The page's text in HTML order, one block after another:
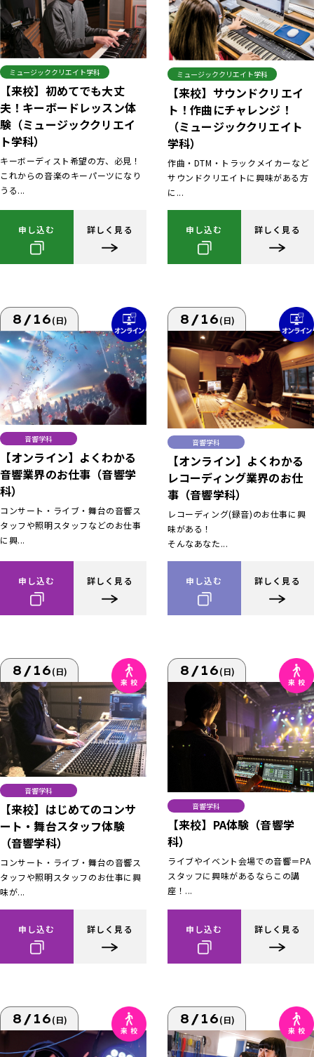
ミュージッククリエイト学科
【来校】初めてでも大丈
夫！キーボードレッスン体
験（ミュージッククリエイ
ト学科）
キーボーディスト希望の方、必見！
これからの音楽のキーパーツになり
うる...
申し込む 詳しく見る
ミュージッククリエイト学科
【来校】サウンドクリエイ
ト！作曲にチャレンジ！
（ミュージッククリエイト
学科）
作曲・DTM・トラックメイカーなど
サウンドクリエイトに興味がある方
に...
申し込む 詳しく見る
8/16(日)
音響学科
【オンライン】よくわかる
音響業界のお仕事（音響学
科）
コンサート・ライブ・舞台の音響ス
タッフや照明スタッフなどのお仕事
に興...
申し込む 詳しく見る
8/16(日)
音響学科
【オンライン】よくわかる
レコーディング業界のお仕
事（音響学科）
レコーディング(録音)のお仕事に興
味がある！
そんなあなた...
申し込む 詳しく見る
8/16(日)
音響学科
【来校】はじめてのコンサ
ート・舞台スタッフ体験
（音響学科）
コンサート・ライブ・舞台の音響ス
タッフや照明スタッフのお仕事に興
味が...
申し込む 詳しく見る
8/16(日)
音響学科
【来校】PA体験（音響学
科）
ライブやイベント会場での音響＝PA
スタッフに興味があるならこの講
座！...
申し込む 詳しく見る
8/16(日) 8/16(日)